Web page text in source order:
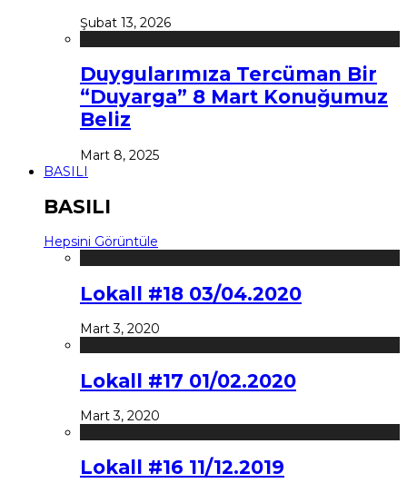
Şubat 13, 2026
Duygularımıza Tercüman Bir
“Duyarga” 8 Mart Konuğumuz
Beliz
Mart 8, 2025
BASILI
BASILI
Hepsini Görüntüle
Lokall #18 03/04.2020
Mart 3, 2020
Lokall #17 01/02.2020
Mart 3, 2020
Lokall #16 11/12.2019